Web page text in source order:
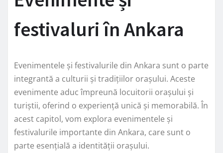
festivaluri în Ankara
Evenimentele și festivalurile din Ankara sunt o parte
integrantă a culturii și tradițiilor orașului. Aceste
evenimente aduc împreună locuitorii orașului și
turiștii, oferind o experiență unică și memorabilă. În
acest capitol, vom explora evenimentele și
festivalurile importante din Ankara, care sunt o
parte esențială a identității orașului.